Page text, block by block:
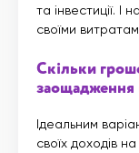
та інвестиції. І
своїми
Скільки
заощадження
Ідеальним
своїх доходів